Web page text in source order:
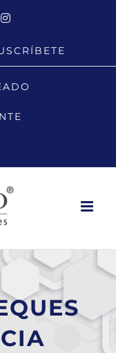
Instagram